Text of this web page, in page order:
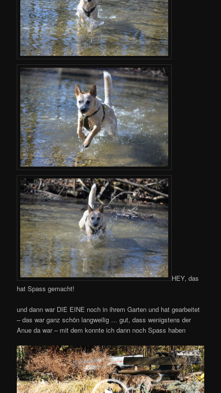
HEY, das
hat Spass gemacht!
und dann war DIE EINE noch in ihrem Garten und hat gearbeitet
– das war ganz schön langweilig … gut, dass wenigstens der
Anue da war – mit dem konnte ich dann noch Spass haben
Video-
Player